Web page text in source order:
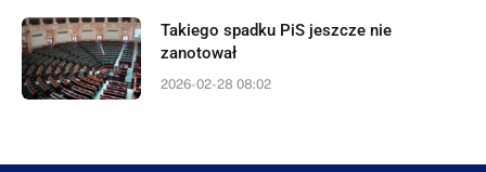
Takiego spadku PiS jeszcze nie
zanotował
2026-02-28 08:02